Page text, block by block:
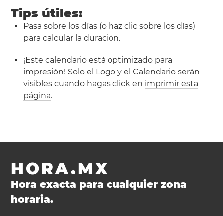
Tips útiles:
Pasa sobre los días (o haz clic sobre los días)
para calcular la duración.
¡Este calendario está optimizado para
impresión! Solo el Logo y el Calendario serán
visibles cuando hagas click en imprimir esta
página.
HORA.MX
Hora exacta para cualquier zona
horaria.